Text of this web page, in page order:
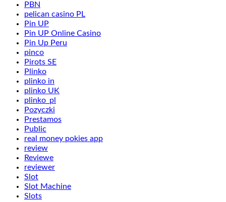
PBN
pelican casino PL
Pin UP
Pin UP Online Casino
Pin Up Peru
pinco
Pirots SE
Plinko
plinko in
plinko UK
plinko_pl
Pozyczki
Prestamos
Public
real money pokies app
review
Reviewe
reviewer
Slot
Slot Machine
Slots